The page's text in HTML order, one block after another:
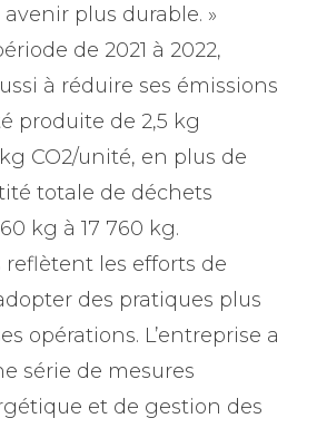
plus durable. »
de 2021 à 2022,
à réduire ses émissions
produite de 2,5 kg
CO2/unité, en plus de
totale de déchets
kg à 17 760 kg.
reflètent les efforts de
des pratiques plus
opérations. L’entreprise a
série de mesures
et de gestion des